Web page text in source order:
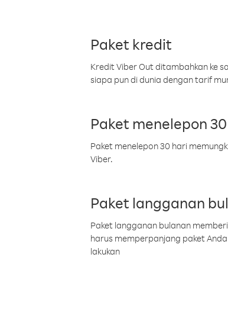
Paket kredit
Kredit Viber Out ditambahkan ke
siapa pun di dunia dengan tarif
Paket menelepon
Paket menelepon 30 hari
Viber.
Paket langganan
Paket langganan bulanan
harus memperpanjang paket
lakukan